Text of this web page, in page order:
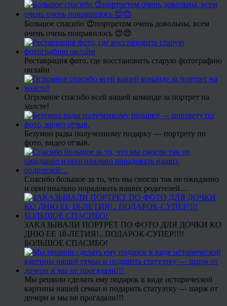
Большое спасибо 😍портретом очень довольны, всем
очень очень понравилось 😍😍
Реставрация фото, где восстановить старую фотографию
онлайн
Огромное спасибо всей вашей команде за портрет на
холсте!
Безумно рады полученному подарку — портрету по
фото, видео отзыв.
Спасибо большое за то, что мы смогли так не ожиданно
и оригинально порадовать наших родителей…
ЗАКАЗЫВАЛИ ПОРТРЕТ ПО ФОТО ДЛЯ ДОЧКИ КО
ДНЮ ЕЕ 18-ЛЕТИЯ!.. ПОДАРОК-СУПЕР!!!!
БОЛЬШОЕ СПАСИБО!
Мы решили сделать ему подарок в виде исторической
картины нашей семьи и подарить статуэтку — шарж от
дочери и мы не прогадали!!!